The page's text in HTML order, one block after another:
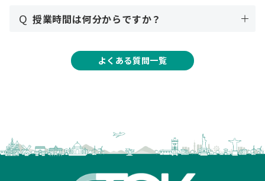
Q 授業時間は何分からですか？
よくある質問一覧